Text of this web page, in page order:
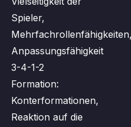
Spieler,
Anpassungsfähigkeit
3-4-1-2
Formation:
Konterformationen,
Reaktion auf die